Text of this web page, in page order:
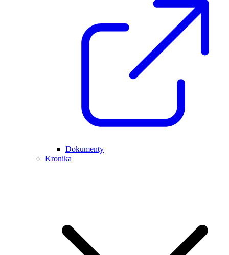
Dokumenty
Kronika